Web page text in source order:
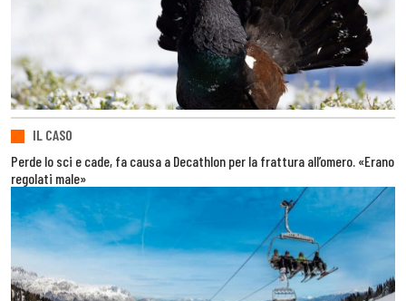
IL CASO
Perde lo sci e cade, fa causa a Decathlon per la frattura all’omero. «Erano
regolati male»